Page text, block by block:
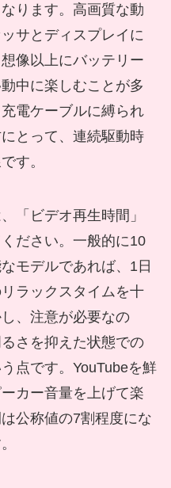
ります。高画質な動
サとディスプレイに
像以上にバッテリー
中に楽しむことが多
電ケーブルに縛られ
とって、連続駆動時
す。
「ビデオ再生時間」
ださい。一般的に10
モデルであれば、1日
ラックスタイムを十
、注意が必要なの
さを抑えた状態での
点です。YouTubeを鮮
カー音量を上げて楽
公称値の7割程度にな